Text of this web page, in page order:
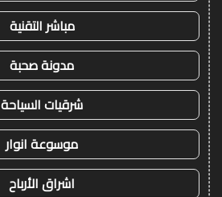
مباشر التقنية
مدونة صحبة
شرقيات السياحة
موسوعة انوار
اشراق الأرباح